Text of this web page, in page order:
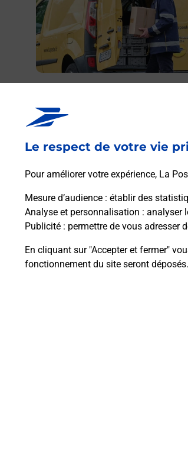
Le respect de votre vie
Pour améliorer votre expérience, La
Mesure d’audience : établir des
Analyse et personnalisation : analyser
Publicité : permettre de vous adresser
En cliquant sur "Accepter et fermer"
fonctionnement du site seront
Vous souhaitez envoyer un colis
DROUOT (68100) ? Découvrez
proposées par La Poste.
En savoir plus
Questions
La téléassistance